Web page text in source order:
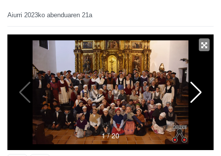
Aiurri 2023ko abenduaren 21a